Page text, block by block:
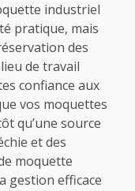
industriel
pratique, mais
des
de travail
confiance aux
vos moquettes
qu’une source
et des
moquette
gestion efficace